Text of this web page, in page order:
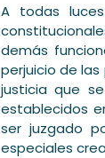
A todas
demás
perjuicio de
justicia que
establecidos
ser juzgado
especiales